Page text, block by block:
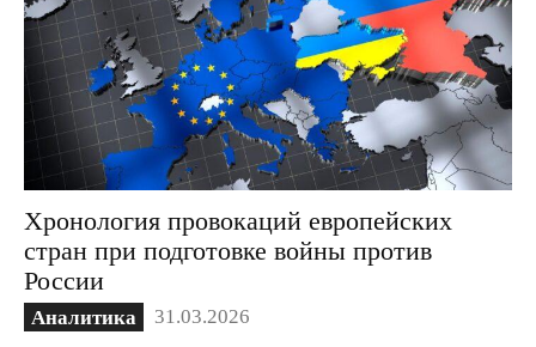
Хронология провокаций европейских
стран при подготовке войны против
России
Аналитика 31.03.2026